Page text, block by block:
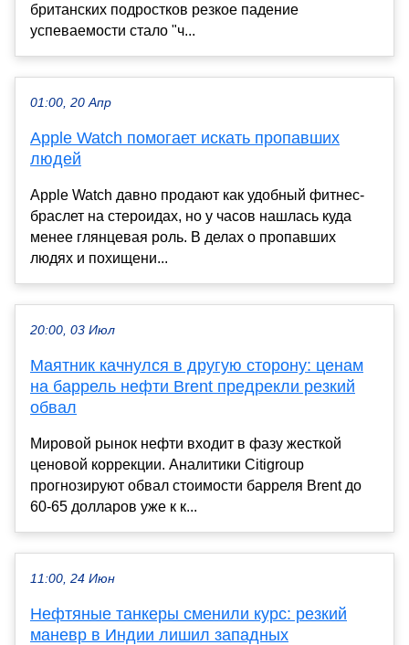
британских подростков резкое падение
успеваемости стало "ч...
01:00, 20 Апр
Apple Watch помогает искать пропавших
людей
Apple Watch давно продают как удобный фитнес-
браслет на стероидах, но у часов нашлась куда
менее глянцевая роль. В делах о пропавших
людях и похищени...
20:00, 03 Июл
Маятник качнулся в другую сторону: ценам
на баррель нефти Brent предрекли резкий
обвал
Мировой рынок нефти входит в фазу жесткой
ценовой коррекции. Аналитики Citigroup
прогнозируют обвал стоимости барреля Brent до
60-65 долларов уже к к...
11:00, 24 Июн
Нефтяные танкеры сменили курс: резкий
маневр в Индии лишил западных